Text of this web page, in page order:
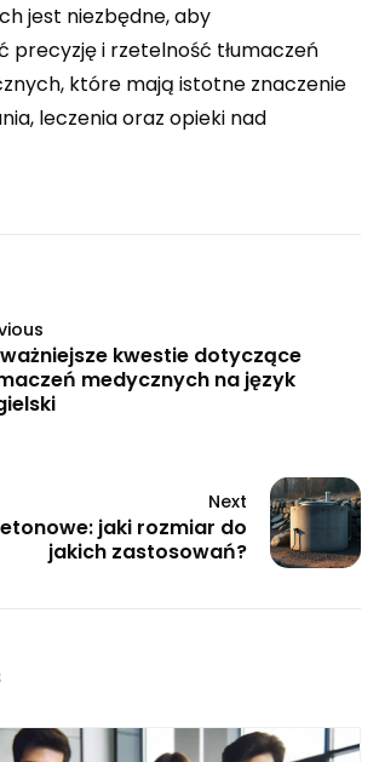
jest niezbędne, aby
precyzję i rzetelność tłumaczeń
które mają istotne znaczenie
leczenia oraz opieki nad
kwestie dotyczące
medycznych na język
Next
jaki rozmiar do
jakich zastosowań?